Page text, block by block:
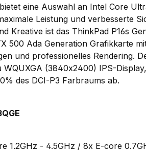
eine Auswahl an Intel Core
Leistung und verbesserte
Kreative ist das ThinkPad P16s
500 Ada Generation Grafikkarte
und professionelles Rendering.
WQUXGA (3840x2400) IPS-
des DCI-P3 Farbraums ab.
1.2GHz - 4.5GHz / 8x E-core